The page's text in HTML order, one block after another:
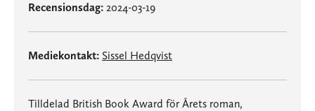
Recensionsdag: 2024-03-19
Mediekontakt: Sissel Hedqvist
Tilldelad British Book Award för Årets roman,